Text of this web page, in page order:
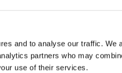
and to analyse our traffic. We
partners who may
use of their services.